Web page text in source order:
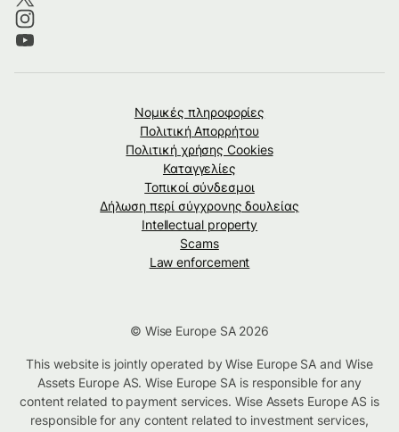
Νομικές πληροφορίες
Πολιτική Απορρήτου
Πολιτική χρήσης Cookies
Καταγγελίες
Τοπικοί σύνδεσμοι
Δήλωση περί σύγχρονης δουλείας
Intellectual property
Scams
Law enforcement
© Wise Europe SA 2026
This website is jointly operated by Wise Europe SA and Wise
Assets Europe AS. Wise Europe SA is responsible for any
content related to payment services. Wise Assets Europe AS is
responsible for any content related to investment services,